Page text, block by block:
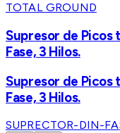
TOTAL GROUND
Supresor de Picos
Fase, 3 Hilos.
Supresor de Picos
Fase, 3 Hilos.
SUPRECTOR-DIN-FA